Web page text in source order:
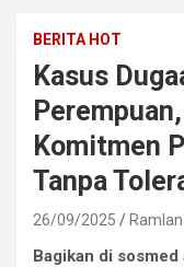
BERITA HOT
Kasus
Komitmen
Tanpa
26/09/2025
Bagikan di sosmed